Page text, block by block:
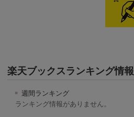
楽天ブックスランキング情報
週間ランキング
ランキング情報がありません。